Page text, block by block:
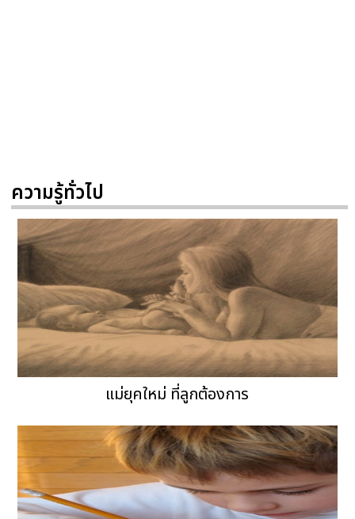
ความรู้ทั่วไป
แม่ยุคใหม่ ที่ลูกต้องการ